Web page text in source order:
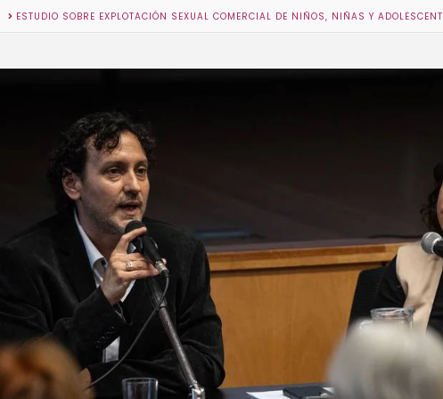
ESTUDIO SOBRE EXPLOTACIÓN SEXUAL COMERCIAL DE NIÑOS, NIÑAS Y